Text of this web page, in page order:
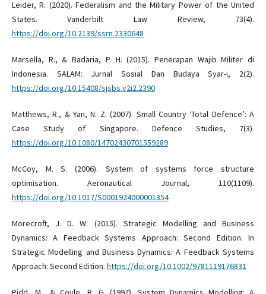
Leider, R. (2020). Federalism and the Military Power of the United
States. Vanderbilt Law Review, 73(4).
https://doi.org/10.2139/ssrn.2330648
Marsella, R., & Badaria, P. H. (2015). Penerapan Wajib Militer di
Indonesia. SALAM: Jurnal Sosial Dan Budaya Syar-i, 2(2).
https://doi.org/10.15408/sjsbs.v2i2.2390
Matthews, R., & Yan, N. Z. (2007). Small Country ‘Total Defence’: A
Case Study of Singapore. Defence Studies, 7(3).
https://doi.org/10.1080/14702430701559289
McCoy, M. S. (2006). System of systems force structure
optimisation. Aeronautical Journal, 110(1109).
https://doi.org/10.1017/S0001924000001354
Morecroft, J. D. W. (2015). Strategic Modelling and Business
Dynamics: A Feedback Systems Approach: Second Edition. In
Strategic Modelling and Business Dynamics: A Feedback Systems
Approach: Second Edition. https://doi.org/10.1002/9781119176831